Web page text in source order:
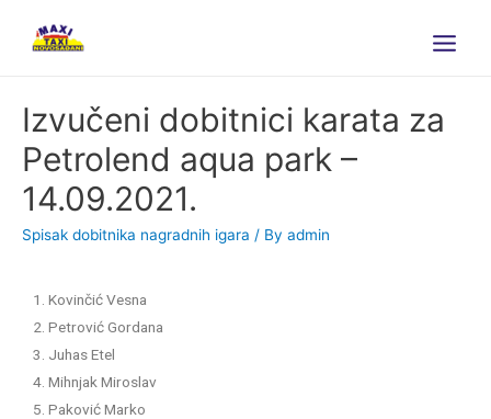
Izvučeni dobitnici karata za
Petrolend aqua park –
14.09.2021.
Spisak dobitnika nagradnih igara / By admin
1. Kovinčić Vesna
2. Petrović Gordana
3. Juhas Etel
4. Mihnjak Miroslav
5. Paković Marko